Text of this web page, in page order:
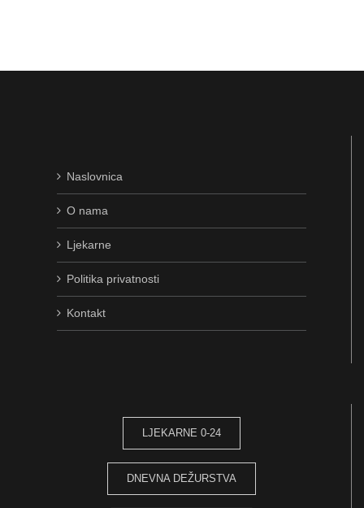
Naslovnica
O nama
Ljekarne
Politika privatnosti
Kontakt
LJEKARNE 0-24
DNEVNA DEŽURSTVA